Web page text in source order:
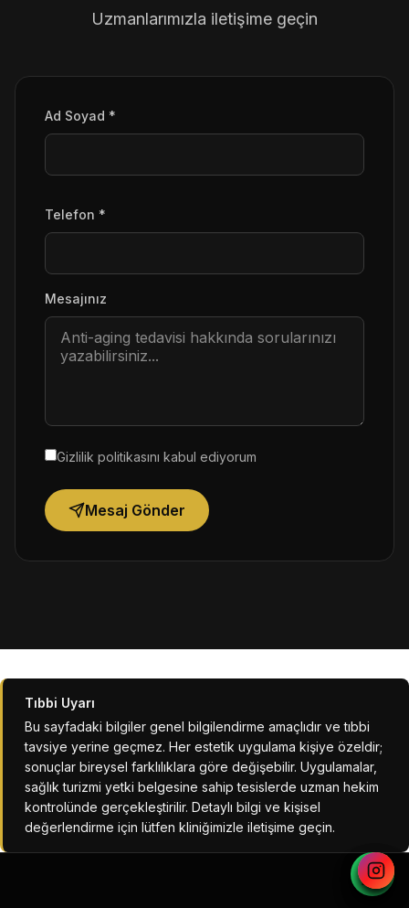
Uzmanlarımızla iletişime geçin
Ad Soyad *
Telefon *
Mesajınız
Gizlilik politikasını kabul ediyorum
Mesaj Gönder
Tıbbi Uyarı
Bu sayfadaki bilgiler genel bilgilendirme amaçlıdır ve tıbbi
tavsiye yerine geçmez. Her estetik uygulama kişiye özeldir;
sonuçlar bireysel farklılıklara göre değişebilir. Uygulamalar,
sağlık turizmi yetki belgesine sahip tesislerde uzman hekim
kontrolünde gerçekleştirilir. Detaylı bilgi ve kişisel
değerlendirme için lütfen kliniğimizle iletişime geçin.